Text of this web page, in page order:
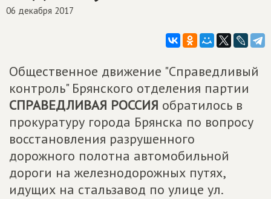
06 декабря 2017
Общественное движение "Справедливый
контроль" Брянского отделения партии
СПРАВЕДЛИВАЯ РОССИЯ обратилось в
прокуратуру города Брянска по вопросу
восстановления разрушенного
дорожного полотна автомобильной
дороги на железнодорожных путях,
идущих на стальзавод по улице ул.